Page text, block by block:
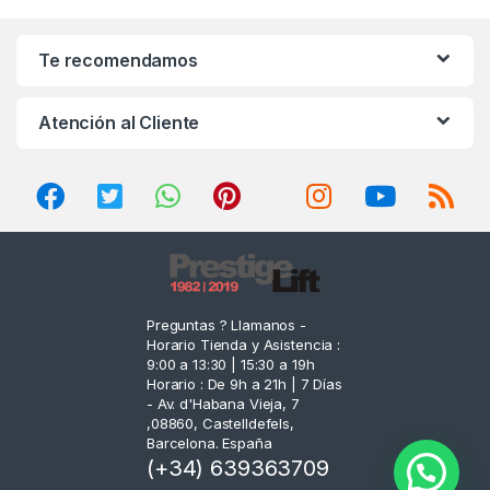
Te recomendamos
Atención al Cliente
Preguntas ? Llamanos -
Horario Tienda y Asistencia :
9:00 a 13:30 | 15:30 a 19h
Horario : De 9h a 21h | 7 Días
- Av. d'Habana Vieja, 7
,08860, Castelldefels,
Barcelona. España
(+34) 639363709